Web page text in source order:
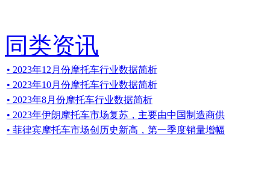
同类资讯
• 2023年12月份摩托车行业数据简析
• 2023年10月份摩托车行业数据简析
• 2023年8月份摩托车行业数据简析
• 2023年伊朗摩托车市场复苏，主要由中国制造商供
• 菲律宾摩托车市场创历史新高，第一季度销量增幅